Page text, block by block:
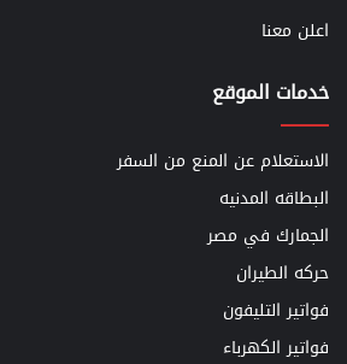
اعلن معنا
خدمات الموقع
الاستعلام عن المنع من السفر
البطاقه المدنيه
الجمارك في مصر
حركه الطيران
فواتير التليفون
فواتير الكهرباء